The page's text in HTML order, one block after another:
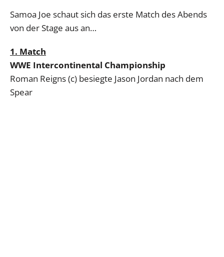
Samoa Joe schaut sich das erste Match des Abends
von der Stage aus an…
1. Match
WWE Intercontinental Championship
Roman Reigns (c) besiegte Jason Jordan nach dem
Spear